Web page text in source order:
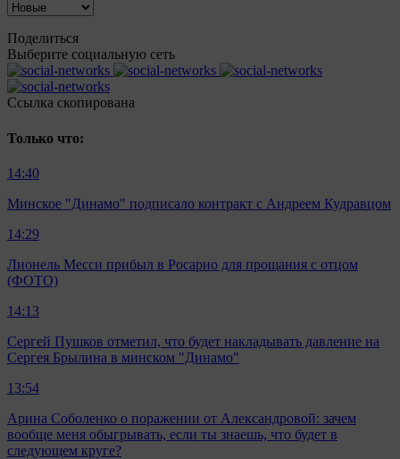
Поделиться
Выберите социальную сеть
Ccылка скопирована
Только что:
14:40
Минское "Динамо" подписало контракт с Андреем Кудравцом
14:29
Лионель Месси прибыл в Росарио для прощания с отцом
(ФОТО)
14:13
Сергей Пушков отметил, что будет накладывать давление на
Сергея Брылина в минском "Динамо"
13:54
Арина Соболенко о поражении от Александровой: зачем
вообще меня обыгрывать, если ты знаешь, что будет в
следующем круге?